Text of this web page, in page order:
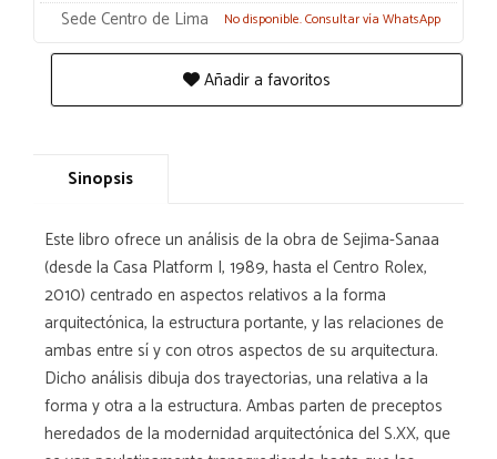
Sede Centro de Lima No disponible. Consultar vía WhatsApp
Añadir a favoritos
Sinopsis
Este libro ofrece un análisis de la obra de Sejima-Sanaa
(desde la Casa Platform I, 1989, hasta el Centro Rolex,
2010) centrado en aspectos relativos a la forma
arquitectónica, la estructura portante, y las relaciones de
ambas entre sí y con otros aspectos de su arquitectura.
Dicho análisis dibuja dos trayectorias, una relativa a la
forma y otra a la estructura. Ambas parten de preceptos
heredados de la modernidad arquitectónica del S.XX, que